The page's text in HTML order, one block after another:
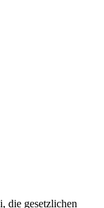
die gesetzlichen